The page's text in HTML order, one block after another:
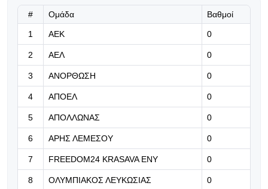
Η Άντερλεχτ έβαλε τέλος σε ένα
αήττητο 17 ετών του ΠΑΟΚ
07.08.2026 | 13:25
Στρέφεται στον Φεράν Τόρες η
Άρσεναλ
07.08.2026 | 13:12
Ενθαρρυντική εικόνα για τους
«λέοντες»
# Ομάδα Βαθμοί
1 ΑΕΚ 0
2 ΑΕΛ 0
3 ΑΝΟΡΘΩΣΗ 0
4 ΑΠΟΕΛ 0
5 ΑΠΟΛΛΩΝΑΣ 0
6 ΑΡΗΣ ΛΕΜΕΣΟΥ 0
7 FREEDOM24 KRASAVA ΕΝΥ 0
8 ΟΛΥΜΠΙΑΚΟΣ ΛΕΥΚΩΣΙΑΣ 0